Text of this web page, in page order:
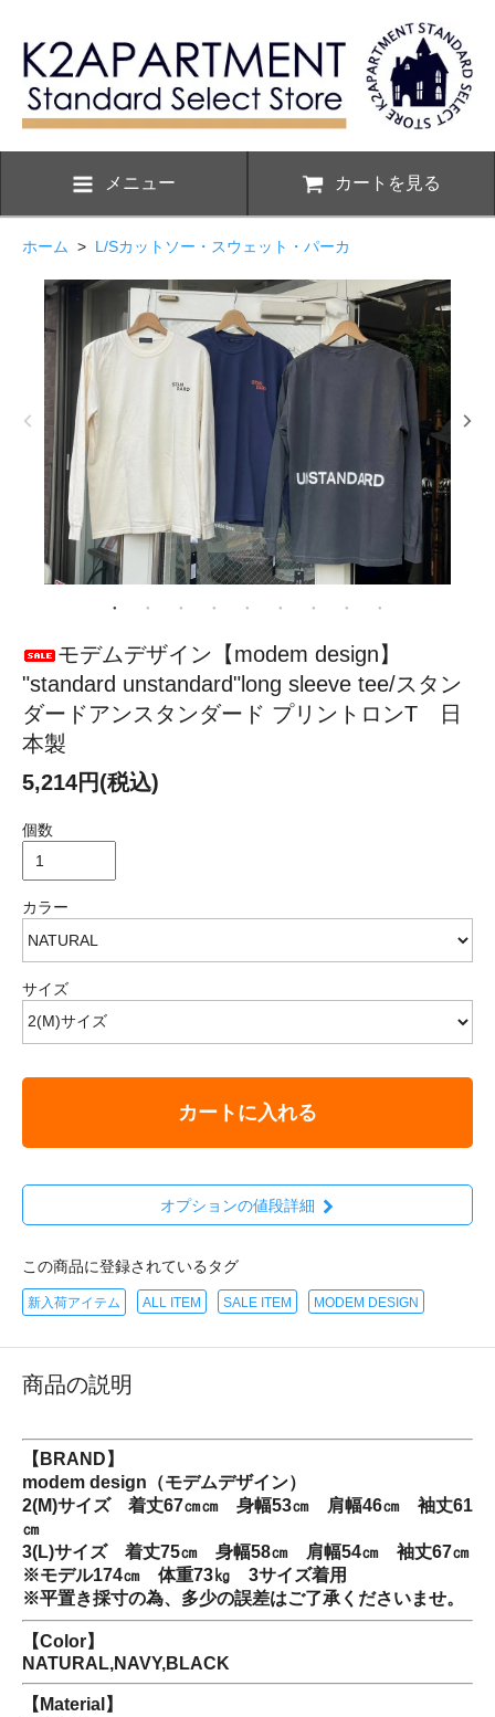
メニュー カートを見る
ホーム > L/Sカットソー・スウェット・パーカ
モデムデザイン【modem design】
"standard unstandard"long sleeve tee/スタン
ダードアンスタンダード プリントロンT 日
本製
5,214円(税込)
個数
カラー
サイズ
カートに入れる
オプションの値段詳細
この商品に登録されているタグ
新入荷アイテム ALL ITEM SALE ITEM MODEM DESIGN
商品の説明
【BRAND】
modem design（モデムデザイン）
2(M)サイズ 着丈67㎝㎝ 身幅53㎝ 肩幅46㎝ 袖丈61
㎝
3(L)サイズ 着丈75㎝ 身幅58㎝ 肩幅54㎝ 袖丈67㎝
※モデル174㎝ 体重73㎏ 3サイズ着用
※平置き採寸の為、多少の誤差はご了承くださいませ。
【Color】
NATURAL,NAVY,BLACK
【Material】